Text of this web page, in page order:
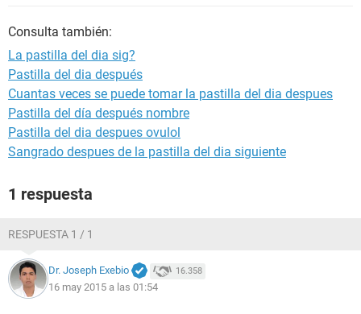
GLOSARIO
Consulta también:
La pastilla del dia sig?
Pastilla del dia después
Cuantas veces se puede tomar la pastilla del dia despues
Pastilla del día después nombre
Pastilla del dia despues ovulol
Sangrado despues de la pastilla del dia siguiente
1 respuesta
RESPUESTA 1 / 1
Dr. Joseph Exebio 16.358
16 may 2015 a las 01:54